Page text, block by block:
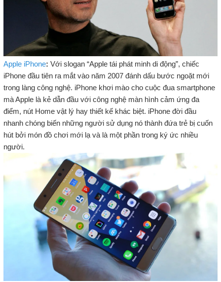
Apple iPhone: Với slogan “Apple tái phát minh di động”, chiếc
iPhone đầu tiên ra mắt vào năm 2007 đánh dấu bước ngoặt mới
trong làng công nghệ. iPhone khơi mào cho cuộc đua smartphone
mà Apple là kẻ dẫn đầu với công nghệ màn hình cảm ứng đa
điểm, nút Home vật lý hay thiết kế khác biệt. iPhone đời đầu
nhanh chóng biến những người sử dụng nó thành đứa trẻ bị cuốn
hút bởi món đồ chơi mới lạ và là một phần trong ký ức nhiều
người.